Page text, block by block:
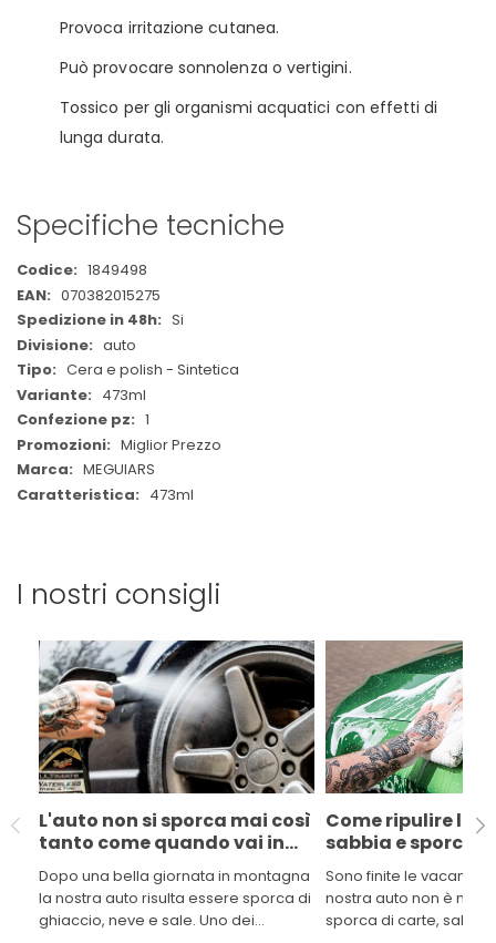
Provoca irritazione cutanea.
Può provocare sonnolenza o vertigini.
Tossico per gli organismi acquatici con effetti di
lunga durata.
Specifiche tecniche
Maggiori
Informazioni
1849498
070382015275
Si
auto
Cera e polish - Sintetica
473ml
1
Miglior Prezzo
MEGUIARS
473ml
I nostri consigli
L'auto non si sporca mai così
tanto come quando vai in
Dopo una bella giornata in montagna
la nostra auto risulta essere sporca di
ghiaccio, neve e sale. Uno dei
Come ripulire
sabbia e sporco?
Sono finite le vacanze
nostra auto non è mai
sporca di carte,